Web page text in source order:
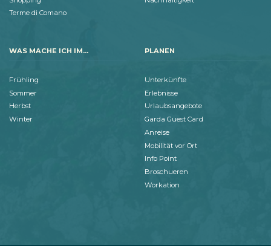
Terme di Comano
WAS MACHE ICH IM...
Frühling
Sommer
Herbst
Winter
PLANEN
Unterkünfte
Erlebnisse
Urlaubsangebote
Garda Guest Card
Anreise
Mobilität vor Ort
Info Point
Broschueren
Workation